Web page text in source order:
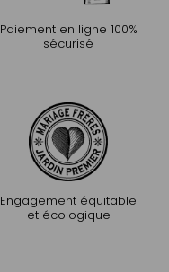
Paiement en ligne 100%
sécurisé
Engagement équitable
et écologique